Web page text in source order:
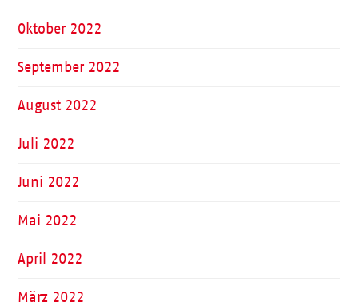
Oktober 2022
September 2022
August 2022
Juli 2022
Juni 2022
Mai 2022
April 2022
März 2022